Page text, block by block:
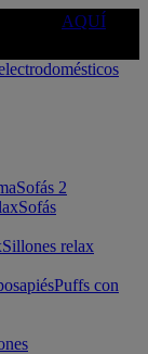
AQUÍ
Sofás 2
Sofás
Sillones relax
Puffs con